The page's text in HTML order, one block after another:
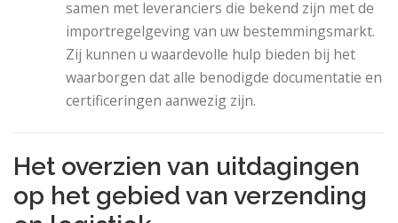
samen met leveranciers die bekend zijn met de
importregelgeving van uw bestemmingsmarkt.
Zij kunnen u waardevolle hulp bieden bij het
waarborgen dat alle benodigde documentatie en
certificeringen aanwezig zijn.
Het overzien van uitdagingen
op het gebied van verzending